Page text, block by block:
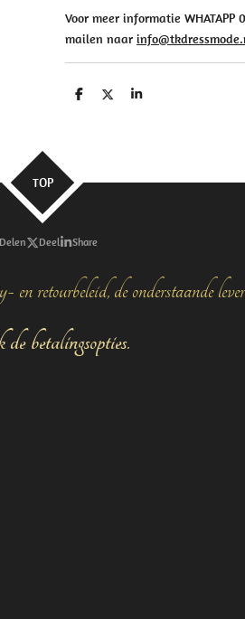
Voor meer informatie WHATAPP
mailen naar
D
D
S
TOP
Delen Deel Share
retourbeleid, de onderstaande
betalingsopties.